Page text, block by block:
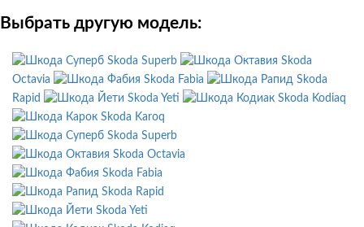
Выбрать другую модель:
Skoda Superb
Skoda
Octavia
Skoda Fabia
Skoda
Rapid
Skoda Yeti
Skoda Kodiaq
Skoda Karoq
Skoda Superb
Skoda Octavia
Skoda Fabia
Skoda Rapid
Skoda Yeti